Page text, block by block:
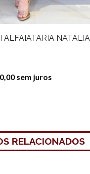
ALFAIATARIA NATALIA
sem juros
RELACIONADOS